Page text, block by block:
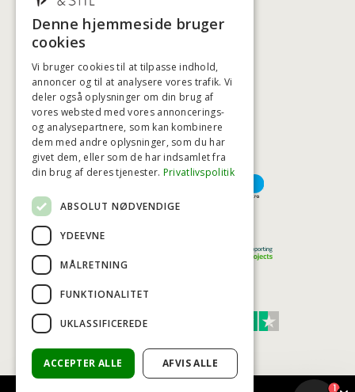
+45 3920 5084
HØJESTE KREDITVÆRDIGHED
BETALINGSMULIGHEDER
TRUST SCORE 4,7
Denne hjemmeside bruger
cookies
Vi bruger cookies til at tilpasse indhold,
annoncer og til at analysere vores trafik. Vi
deler også oplysninger om din brug af
vores websted med vores annoncerings-
og analysepartnere, som kan kombinere
dem med andre oplysninger, som du har
givet dem, eller som de har indsamlet fra
din brug af deres tjenester. Privatlivspolitik
ABSOLUT NØDVENDIGE
YDEEVNE
MÅLRETNING
FUNKTIONALITET
UKLASSIFICEREDE
ACCEPTER ALLE AFVIS ALLE
1